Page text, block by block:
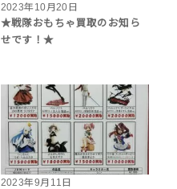
2023年10月20日
★戦隊おもちゃ買取のお知ら
せです！★
2023年9月11日